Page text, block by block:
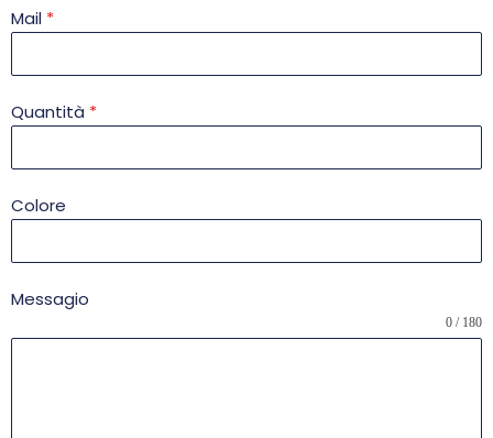
Mail *
Quantità *
Colore
Messagio
0 / 180